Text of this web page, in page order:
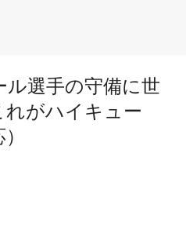
ル選手の守備に世
がハイキュー